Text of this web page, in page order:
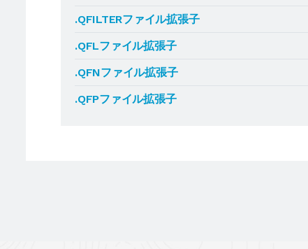
.QFILTERファイル拡張子
.QFLファイル拡張子
.QFNファイル拡張子
.QFPファイル拡張子